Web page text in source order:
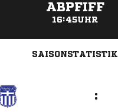
ABPFIFF
16:45UHR
ANZEIGE
SAISONSTATISTIK
: